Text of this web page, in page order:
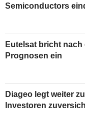
Semiconductors
Eutelsat bricht
Prognosen ein
Diageo legt weiter
Investoren